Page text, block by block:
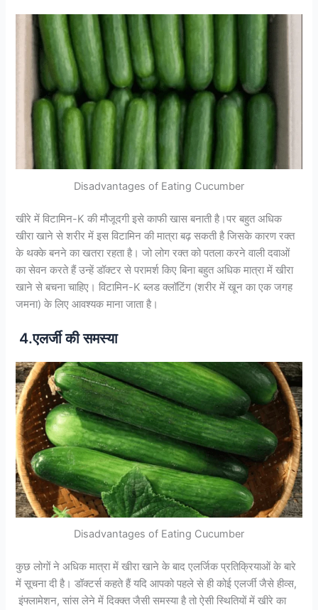
Disadvantages of Eating Cucumber
खीरे में विटामिन-K की मौजूदगी इसे काफी खास बनाती है।पर बहुत अधिक
खीरा खाने से शरीर में इस विटामिन की मात्रा बढ़ सकती है जिसके कारण रक्त
के थक्के बनने का खतरा रहता है। जो लोग रक्त को पतला करने वाली दवाओं
का सेवन करते हैं उन्हें डॉक्टर से परामर्श किए बिना बहुत अधिक मात्रा में खीरा
खाने से बचना चाहिए। विटामिन-K ब्लड क्लॉटिंग (शरीर में खून का एक जगह
जमना) के लिए आवश्यक माना जाता है।
4.एलर्जी की समस्या
Disadvantages of Eating Cucumber
कुछ लोगों ने अधिक मात्रा में खीरा खाने के बाद एलर्जिक प्रतिक्रियाओं के बारे
में सूचना दी है। डॉक्टर्स कहते हैं यदि आपको पहले से ही कोई एलर्जी जैसे हीव्स,
इंफ्लामेशन, सांस लेने में दिक्क्त जैसी समस्या है तो ऐसी स्थितियों में खीरे का